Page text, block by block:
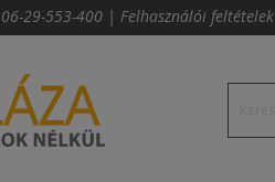
06-29-553-400 | Felhasználói feltételek